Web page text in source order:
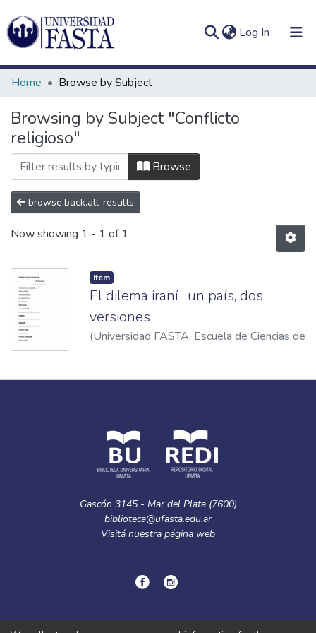
Log In (current)
Communities
&
Collections
All of DSpace
Log
In(current)
Home Browse by Subject
Browsing by Subject "Conflicto
religioso"
Browse
browse.back.all-results
Now showing 1 - 1 of 1
Item
El dilema iraní : un país, dos
versiones
(Universidad FASTA. Escuela de Ciencias de
Gascón 3145 - Mar del Plata (7600)
biblioteca@ufasta.edu.ar
Visitá nuestra página web
© Copyright Política de privacidad.